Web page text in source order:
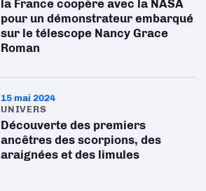
la France coopère avec la NASA
pour un démonstrateur embarqué
sur le télescope Nancy Grace
Roman
15 mai 2024
UNIVERS
Découverte des premiers
ancêtres des scorpions, des
araignées et des limules